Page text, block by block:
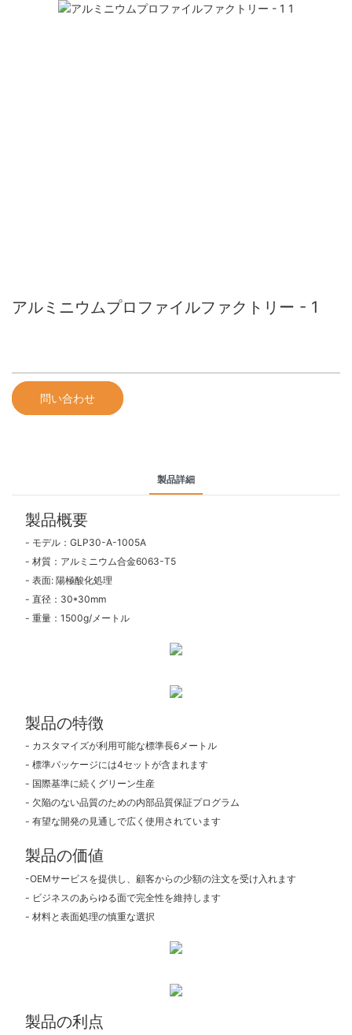
アルミニウムプロファイルファクトリー - 1
問い合わせ
製品詳細
製品概要
- モデル：GLP30-A-1005A
- 材質：アルミニウム合金6063-T5
- 表面: 陽極酸化処理
- 直径：30*30mm
- 重量：1500g/メートル
製品の特徴
- カスタマイズが利用可能な標準長6メートル
- 標準パッケージには4セットが含まれます
- 国際基準に続くグリーン生産
- 欠陥のない品質のための内部品質保証プログラム
- 有望な開発の見通しで広く使用されています
製品の価値
-OEMサービスを提供し、顧客からの少額の注文を受け入れます
- ビジネスのあらゆる面で完全性を維持します
- 材料と表面処理の慎重な選択
製品の利点